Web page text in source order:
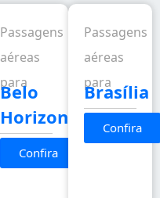
Passagens
aéreas
para
Belo
Horizonte
Confira
Passagens
aéreas
para
Brasília
Confira